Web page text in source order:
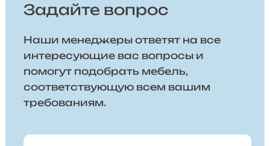
Задайте вопрос
Наши менеджеры ответят на все
интересующие вас вопросы и
помогут подобрать мебель,
соответствующую всем вашим
требованиям.